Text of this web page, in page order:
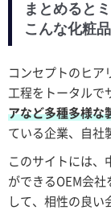
まとめると
こんな化粧
コンセプトのヒア
工程をトータルで
アなど多種多様な
ている企業、自社
このサイトには、
ができるOEM会
して、相性の良い